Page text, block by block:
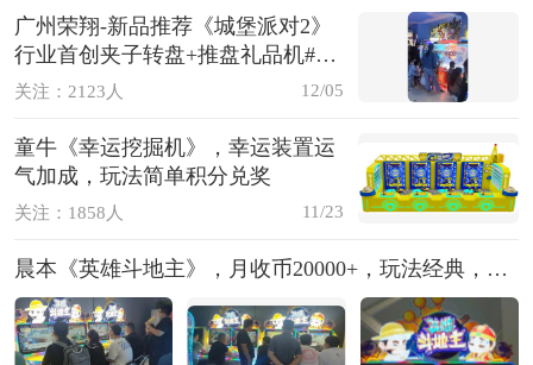
广州荣翔-新品推荐《城堡派对2》
行业首创夹子转盘+推盘礼品机#广
州荣翔 #城堡派对 #星际宝珠#幸运
关注：2123人 12/05
童牛《幸运挖掘机》，幸运装置运
气加成，玩法简单积分兑奖
关注：1858人 11/23
晨本《英雄斗地主》，月收币20000+，玩法经典，老少皆宜